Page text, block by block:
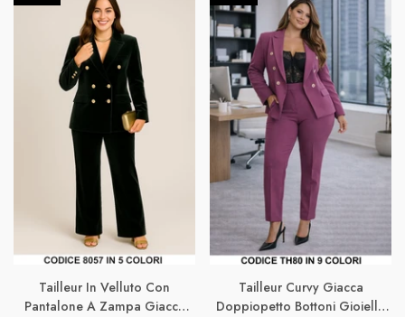
listinovendita
listinovendita
Tailleur In Velluto Con
Pantalone A Zampa Giacca
Tailleur Curvy Giacca
Doppiopetto Bottoni Gioiello
Prezzo di listino
€54,99
Prezzo di vendita
Da €37,99
Elegante In 8
Prezzo di
€61,99